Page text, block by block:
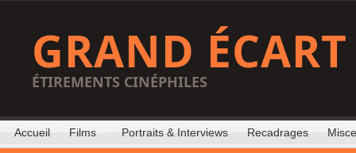
GRAND ÉCART
ÉTIREMENTS CINÉPHILES
Accueil Films Portraits & Interviews Recadrages